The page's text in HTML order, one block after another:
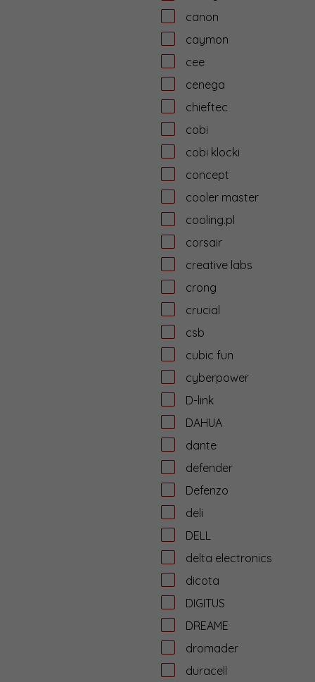
canon
caymon
cee
cenega
chieftec
cobi
cobi klocki
concept
cooler master
cooling.pl
corsair
creative labs
crong
crucial
csb
cubic fun
cyberpower
D-link
DAHUA
dante
defender
Defenzo
deli
DELL
delta electronics
dicota
DIGITUS
DREAME
dromader
duracell